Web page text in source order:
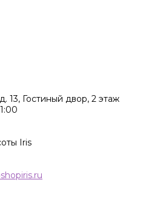
13, Гостиный двор, 2 этаж
Iris